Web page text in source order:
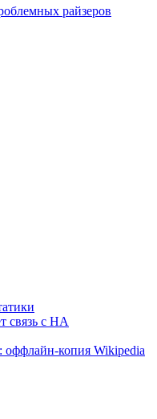
райзеров
связь с HA
оффлайн-копия Wikipedia